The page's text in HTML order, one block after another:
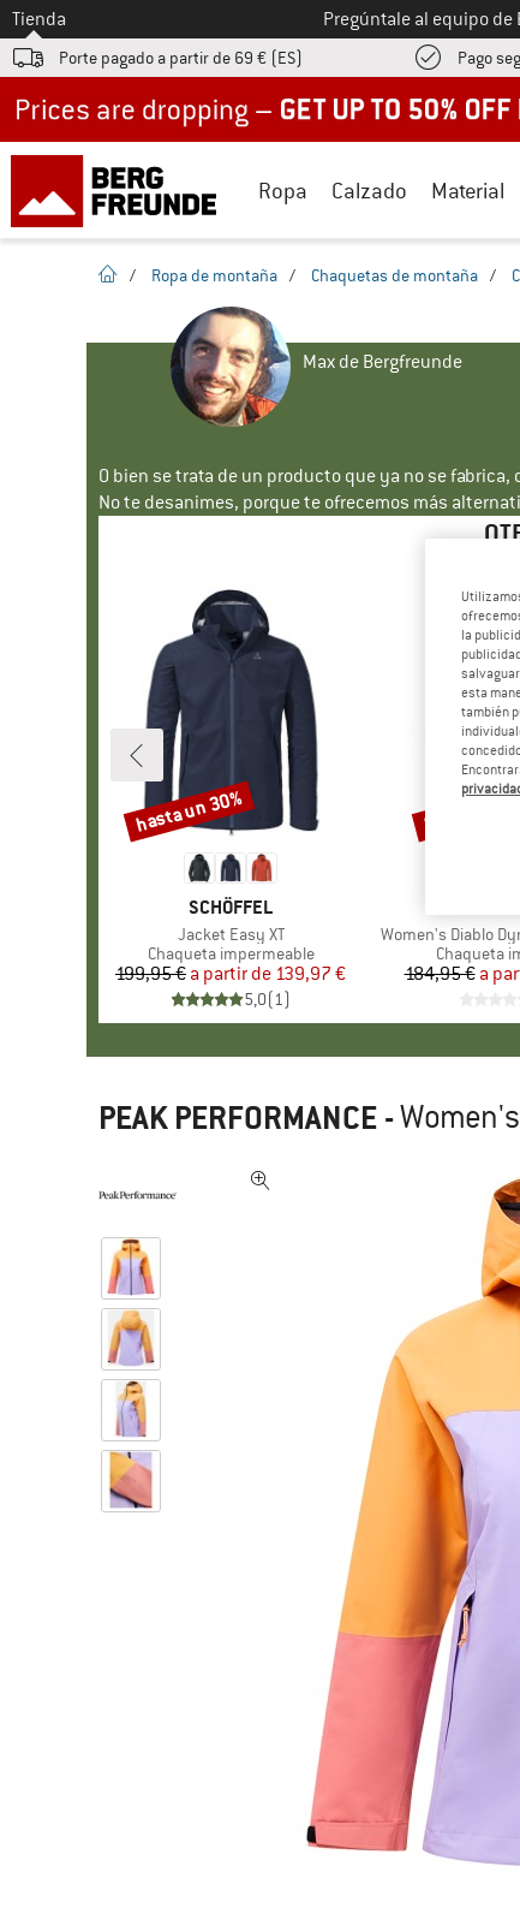
A la
Tienda Pregúntale al equipo de
Porte pagado a partir de 69 € (ES) Pago
Ropa Calzado Material
la pagina de inicio
/ Ropa de montaña / Chaquetas de montaña /
Max de Bergfreunde
O bien se trata de un producto que ya no se
No te desanimes, porque te ofrecemos más
MARCA
SCHÖFFEL
Artículo
Jacket Easy XT
Product group
Chaqueta impermeable
Precio
199,95 € Precio reducido
a partir de 139,97 €
5,0(1)
Descuento
hasta un 30%
Artículo
Women's Diablo
Product
Chaqueta
184,95 € a
Descuento
hasta un
PEAK PERFORMANCE -
la
esta
también